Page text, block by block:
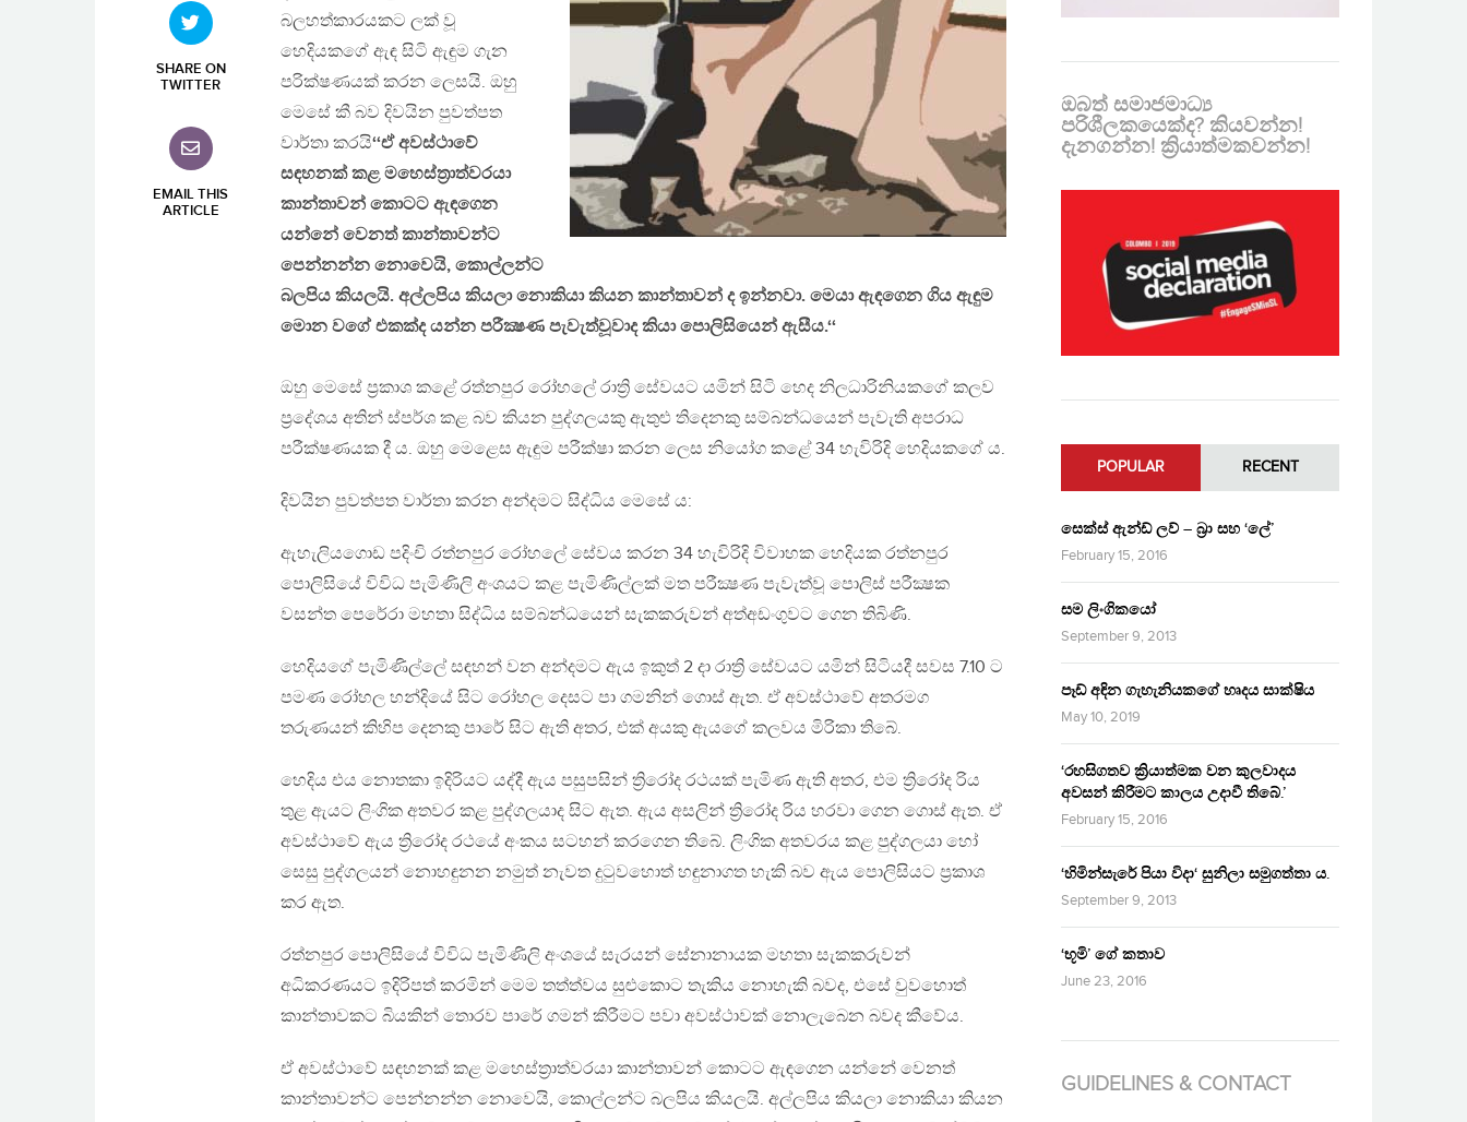
SHARE ON
TWITTER
EMAIL THIS
ARTICLE
බලහත්කාරයකට ලක් වූ
හෙදියකගේ ඇඳ සිටි ඇඳුම ගැන
පරික්ෂණයක් කරන ලෙසයි. ඔහු
මෙසේ කී බව දිවයින පුවත්පත
වාර්තා කරයි‘‘ඒ අවස්‌ථාවේ
සඳහනක්‌ කළ මහෙස්‌ත්‍රාත්වරයා
කාන්තාවන් කොටට ඇඳගෙන
යන්නේ වෙනත් කාන්තාවන්ට
පෙන්නන්න නොවෙයි, කොල්ලන්ට
බලපිය කියලයි. අල්ලපිය කියලා නොකියා කියන කාන්තාවන් ද ඉන්නවා. මෙයා ඇඳගෙන ගිය ඇඳුම
මොන වගේ එකක්‌ද යන්න පරීක්‍ෂණ පැවැත්වූවාද කියා පොලිසියෙන් ඇසීය.‘‘
ඔහු මෙසේ ප්‍රකාශ කළේ රත්නපුර රෝහලේ රාත්‍රි සේවයට යමින් සිටි හෙද නිලධාරිනියකගේ කලව
ප්‍රදේශය අතින් ස්‌පර්ශ කළ බව කියන පුද්ගලයකු ඇතුළු තිදෙනකු සම්බන්ධයෙන් පැවැති අපරාධ
පරීක්ෂණයක දී ය. ඔහු මෙළෙස ඇඳුම පරීක්ෂා කරන ලෙස නියෝග කළේ 34 හැවිරිදි හෙදියකගේ ය.
දිවයින පුවත්පත වාර්තා කරන අන්දමට සිද්ධිය මෙසේ ය:
ඇහැලියගොඩ පදිංචි රත්නපුර රෝහලේ සේවය කරන 34 හැවිරිදි විවාහක හෙදියක රත්නපුර
පොලිසියේ විවිධ පැමිණිලි අංශයට කළ පැමිණිල්ලක්‌ මත පරීක්‍ෂණ පැවැත්වූ පොලිස්‌ පරීක්‍ෂක
වසන්ත පෙරේරා මහතා සිද්ධිය සම්බන්ධයෙන් සැකකරුවන් අත්අඩංගුවට ගෙන තිබිණි.
හෙදියගේ පැමිණිල්ලේ සඳහන් වන අන්දමට ඇය ඉකුත් 2 දා රාත්‍රි සේවයට යමින් සිටියදී සවස 7.10 ට
පමණ රෝහල හන්දියේ සිට රෝහල දෙසට පා ගමනින් ගොස්‌ ඇත. ඒ අවස්‌ථාවේ අතරමග
තරුණයන් කිහිප දෙනකු පාරේ සිට ඇති අතර, එක්‌ අයකු ඇයගේ කලවය මිරිකා තිබේ.
හෙදිය එය නොතකා ඉදිරියට යද්දී ඇය පසුපසින් ත්‍රිරෝද රථයක්‌ පැමිණ ඇති අතර, එම ත්‍රිරෝද රිය
තුළ ඇයට ලිංගික අතවර කළ පුද්ගලයාද සිට ඇත. ඇය අසලින් ත්‍රිරෝද රිය හරවා ගෙන ගොස්‌ ඇත. ඒ
අවස්‌ථාවේ ඇය ත්‍රිරෝද රථයේ අංකය සටහන් කරගෙන තිබේ. ලිංගික අතවරය කළ පුද්ගලයා හෝ
සෙසු පුද්ගලයන් නොහඳුනන නමුත් නැවත දුටුවහොත් හඳුනාගත හැකි බව ඇය පොලිසියට ප්‍රකාශ
කර ඇත.
රත්නපුර පොලිසියේ විවිධ පැමිණිලි අංශයේ සැරයන් සේනානායක මහතා සැකකරුවන්
අධිකරණයට ඉදිරිපත් කරමින් මෙම තත්ත්වය සුළුකොට තැකිය නොහැකි බවද, එසේ වුවහොත්
කාන්තාවකට බියකින් තොරව පාරේ ගමන් කිරීමට පවා අවස්‌ථාවක්‌ නොලැබෙන බවද කීවේය.
ඒ අවස්‌ථාවේ සඳහනක්‌ කළ මහෙස්‌ත්‍රාත්වරයා කාන්තාවන් කොටට ඇඳගෙන යන්නේ වෙනත්
කාන්තාවන්ට පෙන්නන්න නොවෙයි, කොල්ලන්ට බලපිය කියලයි. අල්ලපිය කියලා නොකියා කියන
ඔබත් සමාජමාධ්‍ය
පරිශීලකයෙක්ද? කියවන්න!
දැනගන්න! ක්‍රියාත්මකවන්න!
POPULAR RECENT
සෙක්ස් ඇන්ඩ් ලව් – බ්‍රා සහ ‘ලේ’
February 15, 2016
සම ලිංගිකයෝ
September 9, 2013
පෑඩ් අඳින ගැහැනියකගේ හෘදය සාක්ෂිය
May 10, 2019
‘රහසිගතව ක්‍රියාත්මක වන කුලවාදය
අවසන් කිරීමට කාලය උදාවී තිබේ.’
February 15, 2016
‘හිමින්සැරේ පියා විදා‘ සුනිලා සමුගත්තා ය.
September 9, 2013
‘භූමි’ ගේ කතාව
June 23, 2016
GUIDELINES & CONTACT